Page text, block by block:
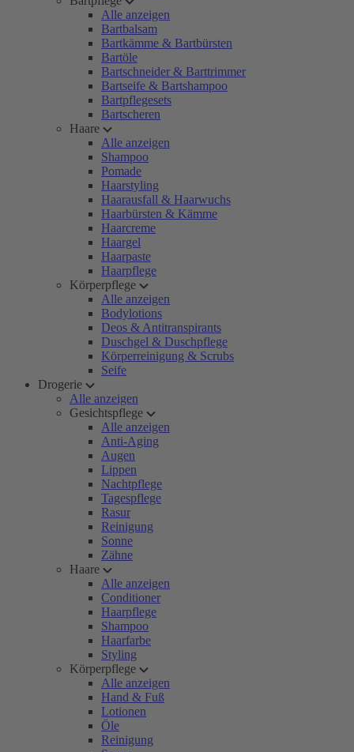
Alle anzeigen
Bartbalsam
Bartkämme & Bartbürsten
Bartöle
Bartschneider & Barttrimmer
Bartseife & Bartshampoo
Bartpflegesets
Bartscheren
Haare
Alle anzeigen
Shampoo
Pomade
Haarstyling
Haarausfall & Haarwuchs
Haarbürsten & Kämme
Haarcreme
Haargel
Haarpaste
Haarpflege
Körperpflege
Alle anzeigen
Bodylotions
Deos & Antitranspirants
Duschgel & Duschpflege
Körperreinigung & Scrubs
Seife
Drogerie
Alle anzeigen
Gesichtspflege
Alle anzeigen
Anti-Aging
Augen
Lippen
Nachtpflege
Tagespflege
Rasur
Reinigung
Sonne
Zähne
Haare
Alle anzeigen
Conditioner
Haarpflege
Shampoo
Haarfarbe
Styling
Körperpflege
Alle anzeigen
Hand & Fuß
Lotionen
Öle
Reinigung